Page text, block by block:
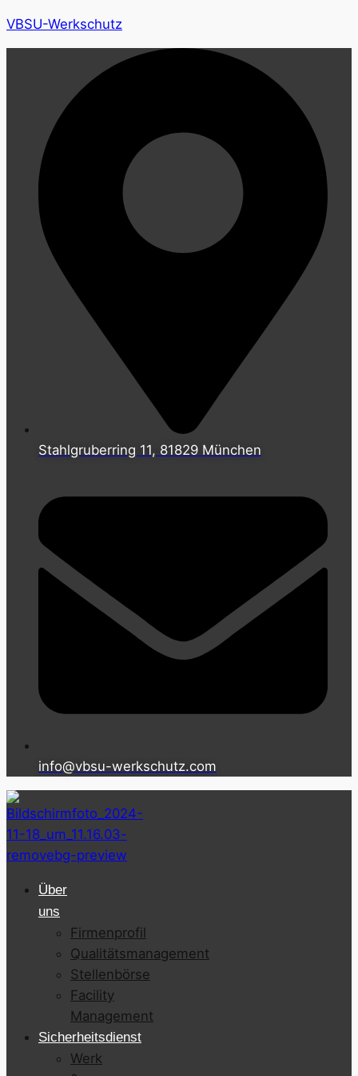
VBSU-Werkschutz
Stahlgruberring 11, 81829 München
info@vbsu-werkschutz.com
Über
uns
Firmenprofil
Qualitätsmanagement
Stellenbörse
Facility
Management
Sicherheitsdienst
Werk